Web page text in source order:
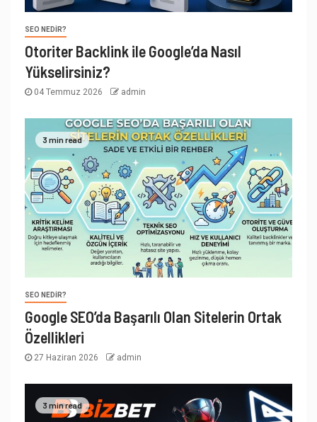
SEO NEDIR?
Otoriter Backlink ile Google’da Nasıl
Yükselirsiniz?
04 Temmuz 2026 admin
3 min read
SEO NEDIR?
Google SEO’da Başarılı Olan Sitelerin Ortak
Özellikleri
27 Haziran 2026 admin
3 min read